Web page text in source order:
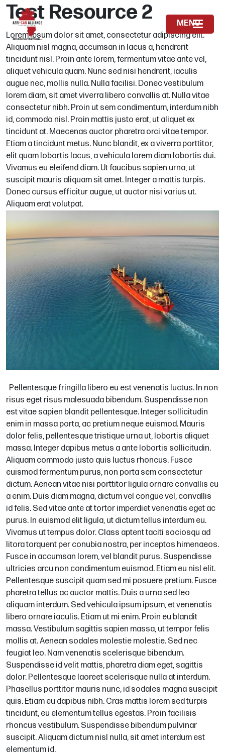
MENU
Test Resource 2
Lorem ipsum dolor sit amet, consectetur adipiscing elit.
Aliquam nisl magna, accumsan in lacus a, hendrerit
tincidunt nisl. Proin ante lorem, fermentum vitae ante vel,
aliquet vehicula quam. Nunc sed nisi hendrerit, iaculis
augue nec, mollis nulla. Nulla facilisi. Donec vestibulum
lorem diam, sit amet viverra libero convallis at. Nulla vitae
consectetur nibh. Proin ut sem condimentum, interdum nibh
id, commodo nisl. Proin mattis justo erat, ut aliquet ex
tincidunt at. Maecenas auctor pharetra orci vitae tempor.
Etiam a tincidunt metus. Nunc blandit, ex a viverra porttitor,
elit quam lobortis lacus, a vehicula lorem diam lobortis dui.
Vivamus eu eleifend diam. Ut faucibus sapien urna, ut
suscipit mauris aliquam sit amet. Integer a mattis turpis.
Donec cursus efficitur augue, ut auctor nisi varius ut.
Aliquam erat volutpat.
Pellentesque fringilla libero eu est venenatis luctus. In non
risus eget risus malesuada bibendum. Suspendisse non
est vitae sapien blandit pellentesque. Integer sollicitudin
enim in massa porta, ac pretium neque euismod. Mauris
dolor felis, pellentesque tristique urna ut, lobortis aliquet
massa. Integer dapibus metus a ante lobortis sollicitudin.
Aliquam commodo justo quis luctus rhoncus. Fusce
euismod fermentum purus, non porta sem consectetur
dictum. Aenean vitae nisi porttitor ligula ornare convallis eu
a enim. Duis diam magna, dictum vel congue vel, convallis
id felis. Sed vitae ante at tortor imperdiet venenatis eget ac
purus. In euismod elit ligula, ut dictum tellus interdum eu.
Vivamus ut tempus dolor. Class aptent taciti sociosqu ad
litora torquent per conubia nostra, per inceptos himenaeos.
Fusce in accumsan lorem, vel blandit purus. Suspendisse
ultricies arcu non condimentum euismod. Etiam eu nisl elit.
Pellentesque suscipit quam sed mi posuere pretium. Fusce
pharetra tellus ac auctor mattis. Duis a urna sed leo
aliquam interdum. Sed vehicula ipsum ipsum, et venenatis
libero ornare iaculis. Etiam ut mi enim. Proin eu blandit
massa. Vestibulum sagittis sapien massa, ut tempor felis
mollis at. Aenean sodales molestie molestie. Sed nec
feugiat leo. Nam venenatis scelerisque bibendum.
Suspendisse id velit mattis, pharetra diam eget, sagittis
dolor. Pellentesque laoreet scelerisque nulla at interdum.
Phasellus porttitor mauris nunc, id sodales magna suscipit
quis. Etiam eu dapibus nibh. Cras mattis lorem sed turpis
tincidunt, eu elementum tellus egestas. Proin facilisis
rhoncus vestibulum. Suspendisse bibendum pulvinar
suscipit. Aliquam dictum nisl nulla, sit amet interdum est
elementum id.